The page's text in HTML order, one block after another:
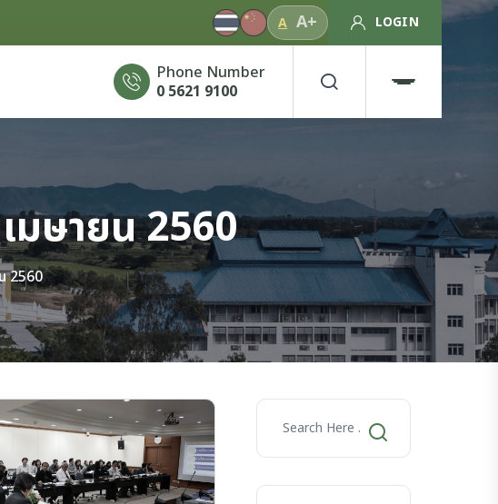
A A+ LOGIN
Phone Number
0 5621 9100
มษายน 2560
2560